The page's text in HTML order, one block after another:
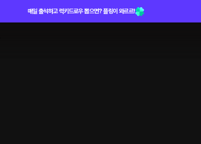
매일 출석하고 럭키드로우 뽑으면? 플링이 와르르!